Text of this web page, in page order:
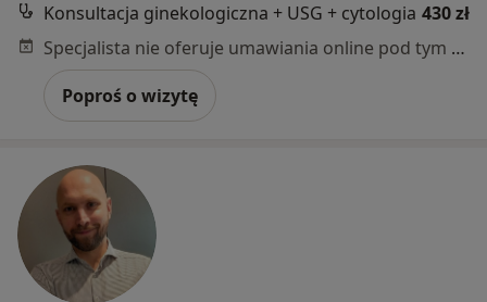
Konsultacja ginekologiczna + USG + cytologia 430 zł
Specjalista nie oferuje umawiania online pod tym adresem.
Poproś o wizytę